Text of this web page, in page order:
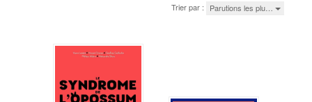
Trier par : Parutions les plu…